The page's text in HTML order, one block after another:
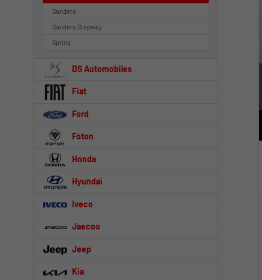
Sandero
Sandero Stepway
Spring
DS Automobiles
Fiat
Ford
Foton
Honda
Hyundai
Iveco
Jaecoo
Jeep
Kia